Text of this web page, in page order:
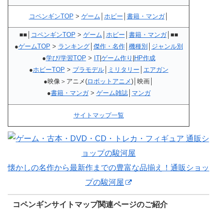
コペンギンTOP > ゲーム ホビー 書籍・マンガ│
■■│ コペンギンTOP > ゲーム ホビー 書籍・マンガ│■■
●ゲームTOP > ランキング│ 傑作・名作│ 機種別
ジャンル別
●学び/学習TOP > IT| ゲーム作り HP作成
●ホビーTOP > プラモデル│ ミリタリー
エアガン
●映像＞アニメ(ロボットアニメ)│映画│
●書籍・マンガ> ゲーム雑誌│ マンガ
サイトマップ一覧
懐かしの名作から最新作までの豊富な品揃え！通販ショッ
プの駿河屋
コペンギンサイトマップ関連ページのご紹介